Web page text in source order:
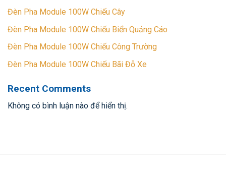
Đèn Pha Module 100W Chiếu Cây
Đèn Pha Module 100W Chiếu Biển Quảng Cáo
Đèn Pha Module 100W Chiếu Công Trường
Đèn Pha Module 100W Chiếu Bãi Đỗ Xe
Recent Comments
Không có bình luận nào để hiển thị.